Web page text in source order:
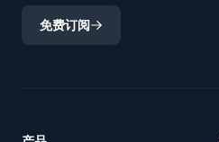
免费订阅